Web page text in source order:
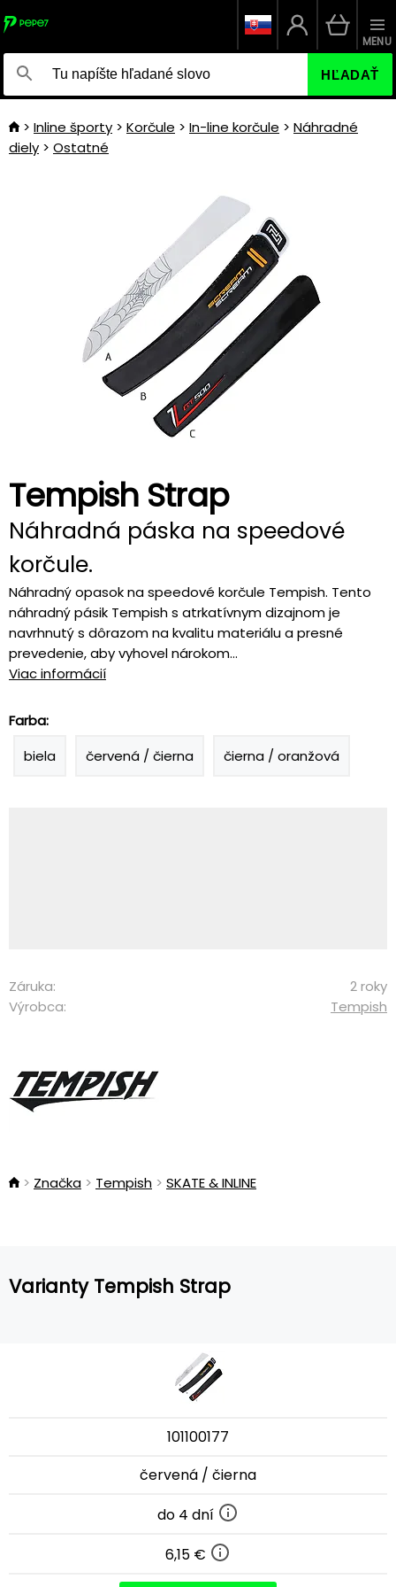
HĽADAŤ
MENU
Inline športy Korčule In-line korčule
Náhradné
diely
Ostatné
Tempish Strap
Náhradná páska na speedové
korčule.
Náhradný opasok na speedové korčule Tempish. Tento
náhradný pásik Tempish s atrkatívnym dizajnom je
navrhnutý s dôrazom na kvalitu materiálu a presné
prevedenie, aby vyhovel nárokom...
Viac informácií
Farba:
biela
červená / čierna čierna / oranžová
Záruka:
2 roky
Výrobca:
Tempish
Značka Tempish SKATE & INLINE
Varianty Tempish Strap
101100177
červená / čierna
do 4 dní
6,15 €